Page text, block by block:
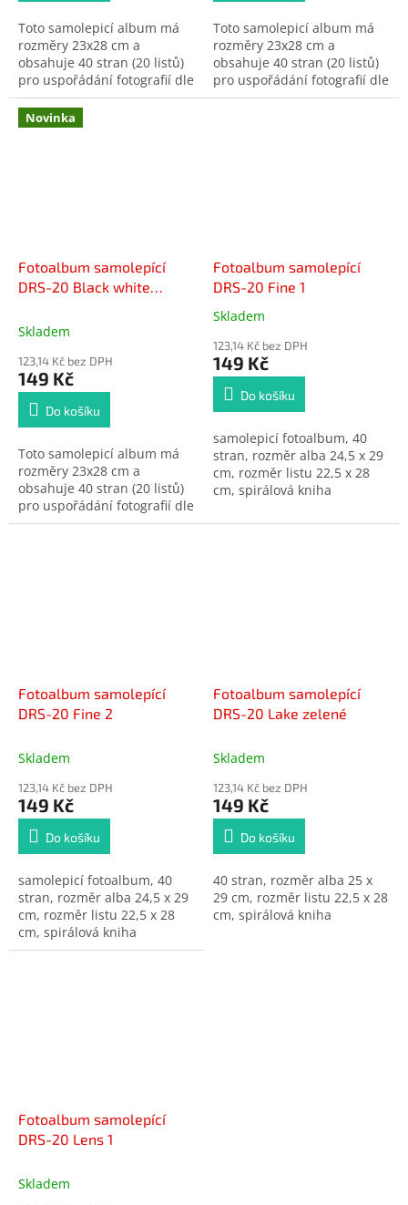
Toto samolepicí album má
rozměry 23x28 cm a
obsahuje 40 stran (20 listů)
pro uspořádání fotografií dle
libosti. Pevná vazba z
knihařského papíru je
zdobena jedním ze tří
Toto samolepicí album má
rozměry 23x28 cm a
obsahuje 40 stran (20 listů)
pro uspořádání fotografií dle
libosti. Pevná vazba z
Novinka
Fotoalbum samolepící
DRS-20 Black white
Skladem
123,14 Kč bez DPH
149 Kč
Do košíku
Toto samolepicí album má
rozměry 23x28 cm a
obsahuje 40 stran (20 listů)
pro uspořádání fotografií dle
libosti. Pevná vazba z
Fotoalbum samolepící
DRS-20 Fine 1
Průměrné
produktu
je
5,0
hvězdiček.
Skladem
123,14 Kč bez DPH
149 Kč
Do košíku
samolepicí fotoalbum, 40
stran, rozměr alba 24,5 x 29
cm, rozměr listu 22,5 x 28
cm, spirálová kniha
Fotoalbum samolepící
DRS-20 Fine 2
Skladem
123,14 Kč bez DPH
149 Kč
Do košíku
samolepicí fotoalbum, 40
stran, rozměr alba 24,5 x 29
cm, rozměr listu 22,5 x 28
cm, spirálová kniha
Fotoalbum samolepící
DRS-20 Lake zelené
Skladem
123,14 Kč bez DPH
149 Kč
Do košíku
40 stran, rozměr alba 25 x
29 cm, rozměr listu 22,5 x 28
cm, spirálová kniha
Fotoalbum samolepící
DRS-20 Lens 1
Skladem